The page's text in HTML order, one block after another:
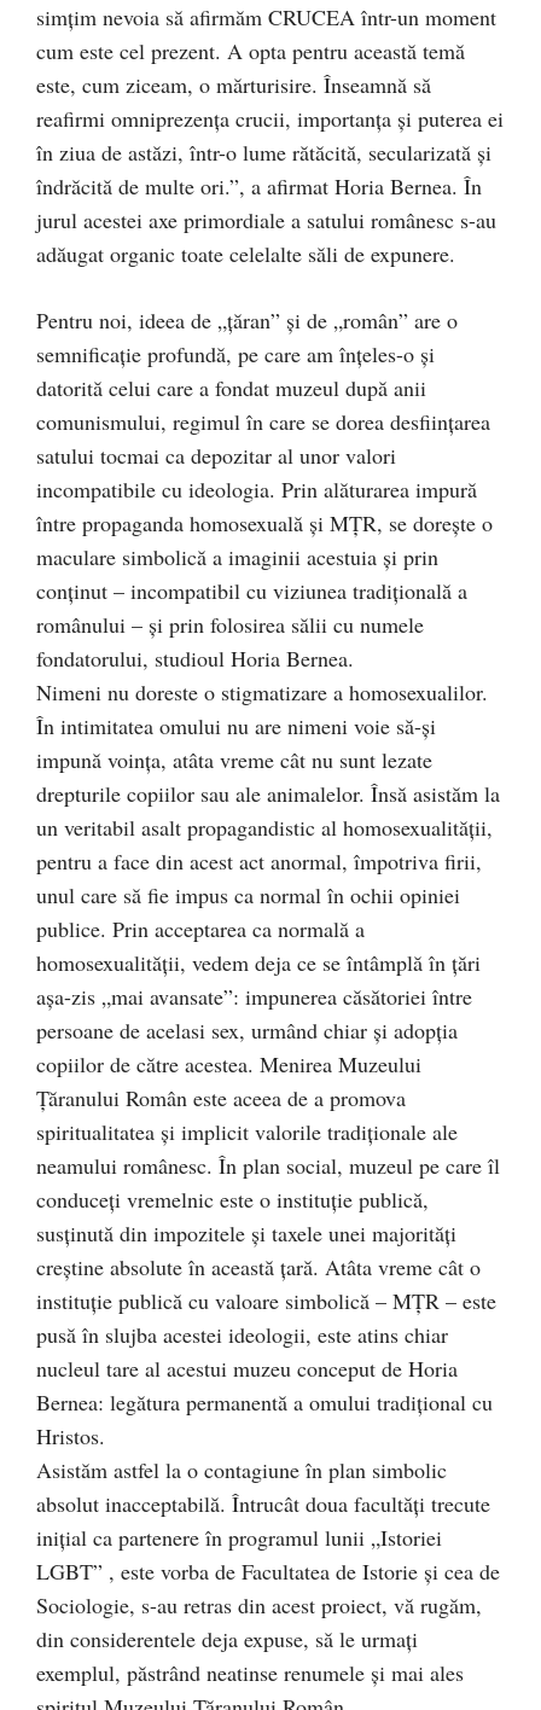
simţim nevoia să afirmăm CRUCEA într-un moment
cum este cel prezent. A opta pentru această temă
este, cum ziceam, o mărturisire. Înseamnă să
reafirmi omniprezenţa crucii, importanţa şi puterea ei
în ziua de astăzi, într-o lume rătăcită, secularizată şi
îndrăcită de multe ori.”, a afirmat Horia Bernea. În
jurul acestei axe primordiale a satului românesc s-au
adăugat organic toate celelalte săli de expunere.
Pentru noi, ideea de „țăran” și de „român” are o
semnificație profundă, pe care am înțeles-o și
datorită celui care a fondat muzeul după anii
comunismului, regimul în care se dorea desființarea
satului tocmai ca depozitar al unor valori
incompatibile cu ideologia. Prin alăturarea impură
între propaganda homosexuală și MȚR, se dorește o
maculare simbolică a imaginii acestuia și prin
conținut – incompatibil cu viziunea tradițională a
românului – și prin folosirea sălii cu numele
fondatorului, studioul Horia Bernea.
Nimeni nu doreste o stigmatizare a homosexualilor.
În intimitatea omului nu are nimeni voie să-și
impună voința, atâta vreme cât nu sunt lezate
drepturile copiilor sau ale animalelor. Însă asistăm la
un veritabil asalt propagandistic al homosexualității,
pentru a face din acest act anormal, împotriva firii,
unul care să fie impus ca normal în ochii opiniei
publice. Prin acceptarea ca normală a
homosexualității, vedem deja ce se întâmplă în țări
așa-zis „mai avansate”: impunerea căsătoriei între
persoane de acelasi sex, urmând chiar și adopția
copiilor de către acestea. Menirea Muzeului
Ţăranului Român este aceea de a promova
spiritualitatea și implicit valorile tradiționale ale
neamului românesc. În plan social, muzeul pe care îl
conduceți vremelnic este o instituție publică,
susținută din impozitele și taxele unei majorități
creștine absolute în această țară. Atâta vreme cât o
instituție publică cu valoare simbolică – MȚR – este
pusă în slujba acestei ideologii, este atins chiar
nucleul tare al acestui muzeu conceput de Horia
Bernea: legătura permanentă a omului tradițional cu
Hristos.
Asistăm astfel la o contagiune în plan simbolic
absolut inacceptabilă. Întrucât doua facultăți trecute
inițial ca partenere în programul lunii „Istoriei
LGBT” , este vorba de Facultatea de Istorie și cea de
Sociologie, s-au retras din acest proiect, vă rugăm,
din considerentele deja expuse, să le urmați
exemplul, păstrând neatinse renumele și mai ales